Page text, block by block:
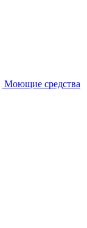
Моющие средства